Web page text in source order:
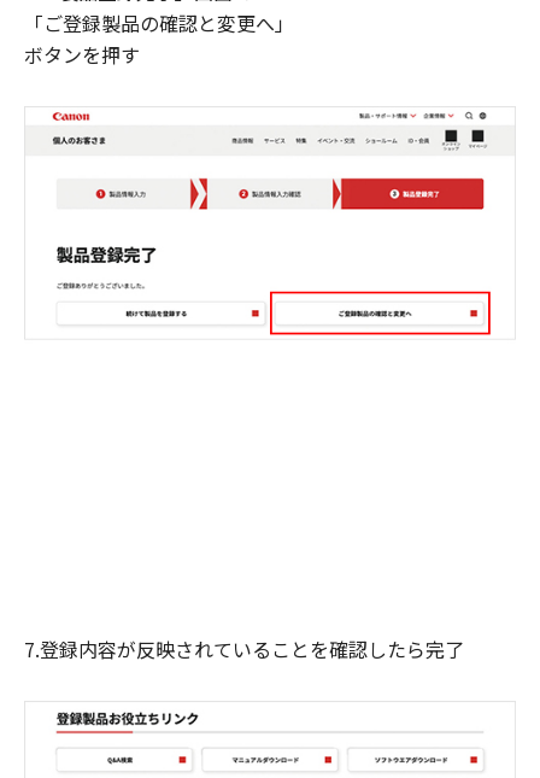
「ご登録製品の確認と変更へ」
ボタンを押す
7.登録内容が反映されていることを確認したら完了